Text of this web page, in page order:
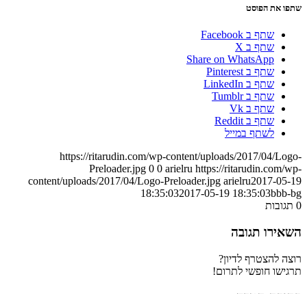
שתפו את הפוסט
שתף ב Facebook
שתף ב X
Share on WhatsApp
שתף ב Pinterest
שתף ב LinkedIn
שתף ב Tumblr
שתף ב Vk
שתף ב Reddit
לשתף במייל
https://ritarudin.com/wp-content/uploads/2017/04/Logo-
Preloader.jpg 0 0 arielru https://ritarudin.com/wp-
content/uploads/2017/04/Logo-Preloader.jpg arielru2017-05-19
18:35:032017-05-19 18:35:03bbb-bg
0 תגובות
השאירו תגובה
רוצה להצטרף לדיון?
תרגישו חופשי לתרום!